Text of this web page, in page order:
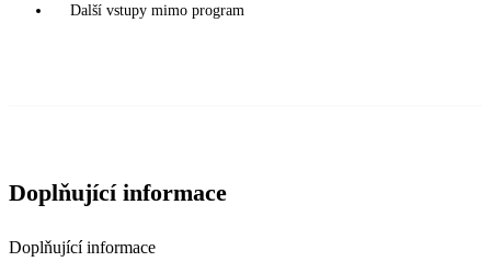
Další vstupy mimo program
Doplňující informace
Doplňující informace